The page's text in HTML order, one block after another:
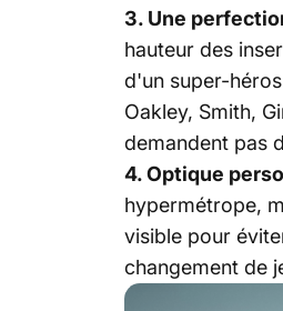
3. Une
hauteur des
d'un super-
Oakley, Smith,
demandent pas
4. Optique
hypermétrope,
visible pour
changement de